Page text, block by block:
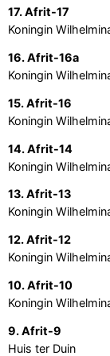
17. Afrit-17
Koningin
16. Afrit-16a
Koningin
15. Afrit-16
Koningin
14. Afrit-14
Koningin
13. Afrit-13
Koningin
12. Afrit-12
Koningin
10. Afrit-10
Koningin
9. Afrit-9
Huis ter Duin